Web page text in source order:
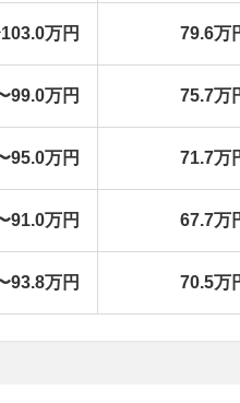
万円 79.6万
99.0万円 75.7万
95.0万円 71.7万
91.0万円 67.7万
93.8万円 70.5万